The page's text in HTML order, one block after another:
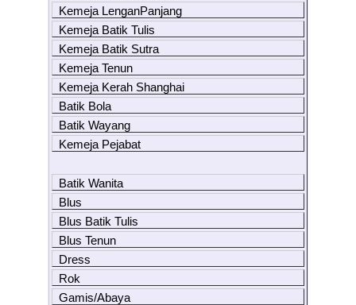
Kemeja LenganPanjang
Kemeja Batik Tulis
Kemeja Batik Sutra
Kemeja Tenun
Kemeja Kerah Shanghai
Batik Bola
Batik Wayang
Kemeja Pejabat
Batik Wanita
Blus
Blus Batik Tulis
Blus Tenun
Dress
Rok
Gamis/Abaya